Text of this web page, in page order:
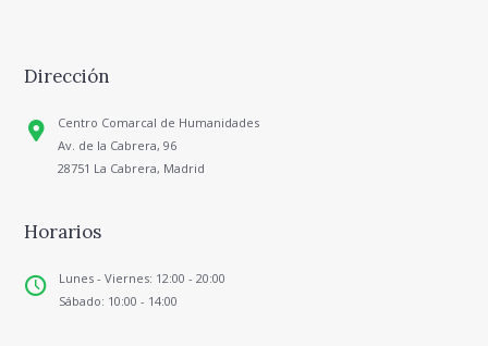
Dirección
Centro Comarcal de Humanidades
Av. de la Cabrera, 96
28751 La Cabrera, Madrid
Horarios
Lunes - Viernes: 12:00 - 20:00
Sábado: 10:00 - 14:00